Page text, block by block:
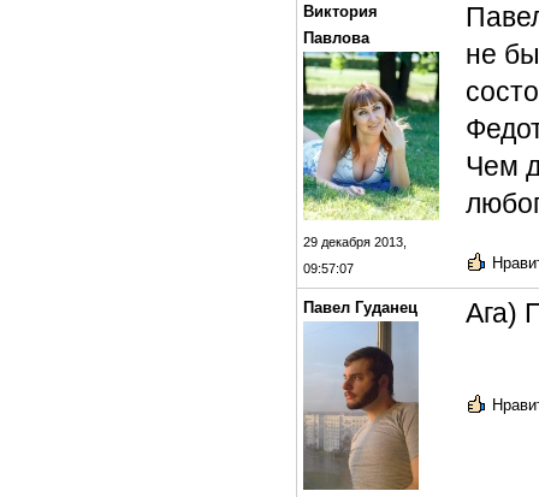
Виктория
Павлова
29 декабря 2013,
09:57:07
не
Чем
Павел Гуданец Ага)